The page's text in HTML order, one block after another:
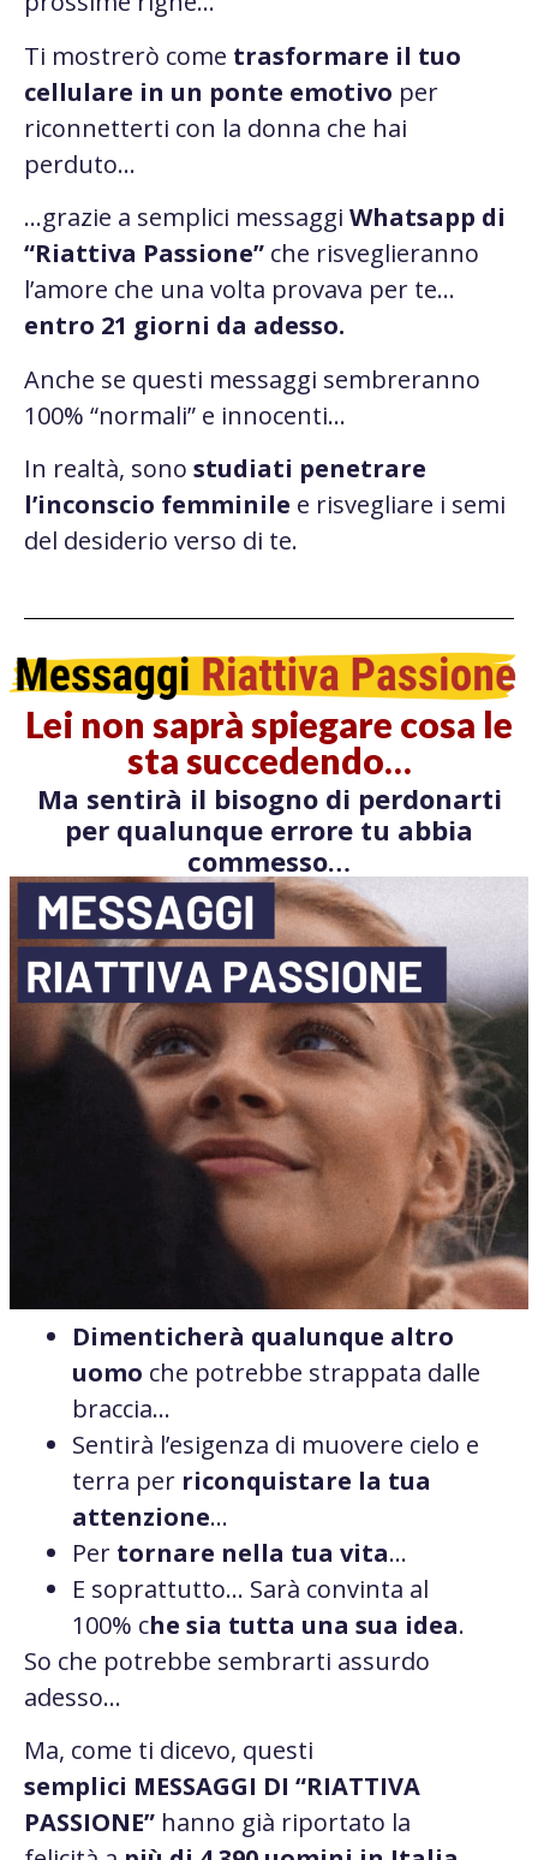
Ti mostrerò come trasformare il tuo
cellulare in un ponte emotivo per
riconnetterti con la donna che hai
perduto…
…grazie a semplici messaggi Whatsapp di
“Riattiva Passione” che risveglieranno
l’amore che una volta provava per te…
entro 21 giorni da adesso.
Anche se questi messaggi sembreranno
100% “normali” e innocenti…
In realtà, sono studiati penetrare
l’inconscio femminile e risvegliare i semi
del desiderio verso di te.
Lei non saprà spiegare cosa le
sta succedendo…
Ma sentirà il bisogno di perdonarti
per qualunque errore tu abbia
commesso…
Dimenticherà qualunque altro
uomo che potrebbe strappata dalle
braccia…
Sentirà l’esigenza di muovere cielo e
terra per riconquistare la tua
attenzione…
Per tornare nella tua vita...
E soprattutto… Sarà convinta al
100% che sia tutta una sua idea.
So che potrebbe sembrarti assurdo
adesso…
Ma, come ti dicevo, questi
semplici MESSAGGI DI “RIATTIVA
PASSIONE” hanno già riportato la